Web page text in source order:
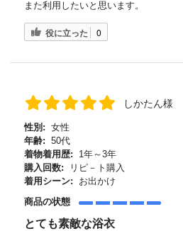
また利用したいと思います。
役に立った 0
しかたん様
性別: 女性
年齢: 50代
着物着用歴:
1年～3年
購入回数:
リピ－ト購入
着用シーン:
お出かけ
商品の状態
とても素敵な浴衣